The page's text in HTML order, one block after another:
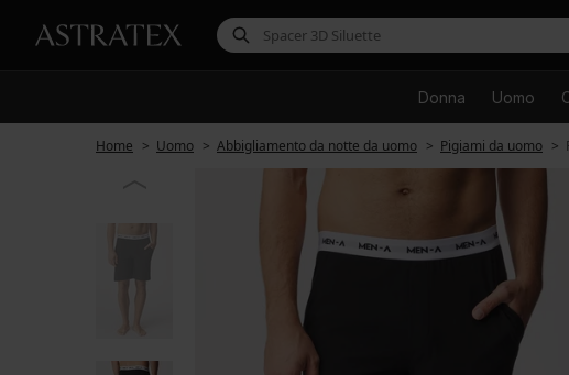
Donna Uomo
Home Uomo Abbigliamento da notte da uomo Pigiami da uomo